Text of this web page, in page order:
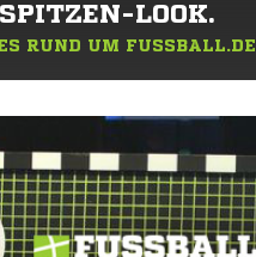
SPITZEN-LOOK.
RUND UM FUSSBALL.DE